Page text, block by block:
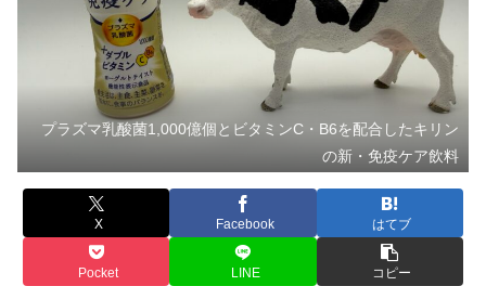
プラズマ乳酸菌1,000億個とビタミンC・B6を配合したキリン
の新・免疫ケア飲料
X Facebook はてブ
Pocket LINE コピー